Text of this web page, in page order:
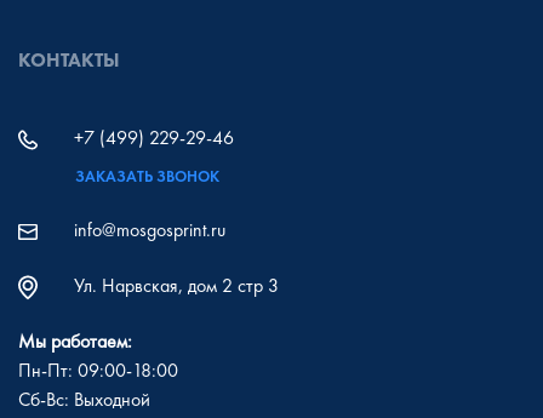
КОНТАКТЫ
+7 (499) 229-29-46
ЗАКАЗАТЬ ЗВОНОК
info@mosgosprint.ru
Ул. Нарвская, дом 2 стр 3
Мы работаем:
Пн-Пт: 09:00-18:00
Сб-Вс: Выходной